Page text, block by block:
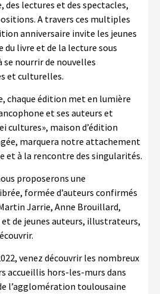
lectures et des spectacles,
A travers ces multiples
anniversaire invite les jeunes
livre et de la lecture sous
nourrir de nouvelles
et culturelles.
chaque édition met en lumière
et ses auteurs et
cultures», maison d’édition
marquera notre attachement
et à la rencontre des singularités.
proposerons une
formée d’auteurs confirmés
Jarrie, Anne Brouillard,
de jeunes auteurs, illustrateurs,
venez découvrir les nombreux
accueillis hors-les-murs dans
l’agglomération toulousaine